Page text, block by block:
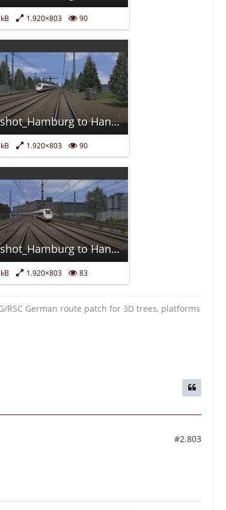
1.920×803 90
Screenshot_Hamburg to Hanover_52.67338-10.12707_13-26-57.jpg
1.920×803 90
Screenshot_Hamburg to Hanover_52.38571-9.73225_13-45-47.jpg
1.920×803 83
RSC German route patch for 3D trees, platforms
#2.803